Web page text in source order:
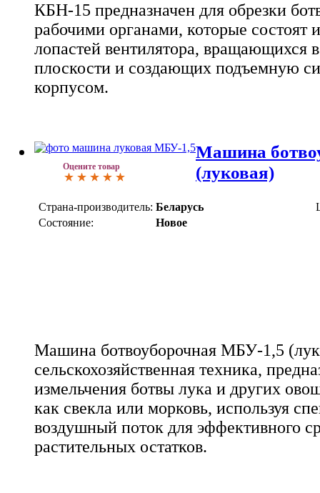
КБН-15 предназначен для обрезки
рабочими органами, которые состоят
лопастей вентилятора, вращающихся
плоскости и создающих подъемную
корпусом.
Оцените товар
Машина
(луковая)
Страна-производитель: Беларусь
Состояние:
Новое
Машина ботвоуборочная МБУ-1,5
сельскохозяйственная техника,
измельчения ботвы лука и других
как свекла или морковь, используя
воздушный поток для эффективного
растительных остатков.